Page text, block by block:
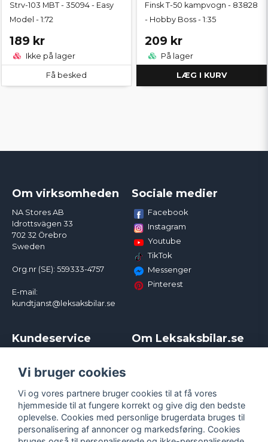
Strv-103 MBT - 35094 - Easy
Model - 1:72
189 kr
Ikke på lager
Få besked
Finsk T-50 kampvogn - 83828
- Hobby Boss - 1:35
209 kr
På lager
LÆG I KURV
Om virksomheden
NA Stores AB
Idrottsvägen 33
702 32 Örebro
Sweden
Org.nr (SE): 559333-4757
E-mail:
kundtjanst@leksaksbilar.se
Sociale medier
Facebook
Instagram
Youtube
TikTok
Messenger
Pinterest
Kundeservice
Kampagner og rabatter
Reklamation
Policy chase cars
Returnera
Logga in
Om Leksaksbilar.se
Handelsbetingelser
Persondatapolitik
Cookies
Vi bruger cookies
Vi og vores partnere bruger cookies til at få vores
hjemmeside til at fungere korrekt og give dig den bedste
oplevelse. Cookies med personlige brugerdata bruges til
personalisering af annoncer og markedsføring. Cookies